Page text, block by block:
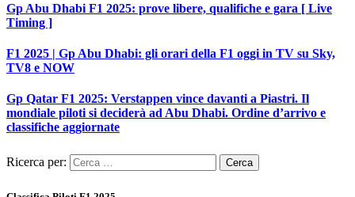
Gp Abu Dhabi F1 2025: prove libere, qualifiche e gara [ Live
Timing ]
F1 2025 | Gp Abu Dhabi: gli orari della F1 oggi in TV su Sky,
TV8 e NOW
Gp Qatar F1 2025: Verstappen vince davanti a Piastri. Il
mondiale piloti si deciderà ad Abu Dhabi. Ordine d’arrivo e
classifiche aggiornate
Ricerca per: